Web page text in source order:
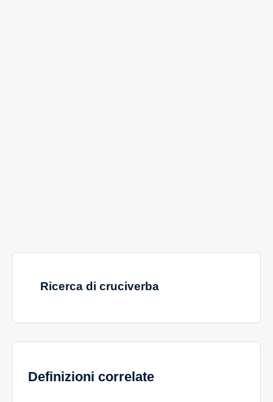
Ricerca di cruciverba
Definizioni correlate